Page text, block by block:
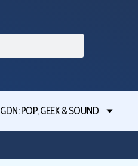
GDN: POP, GEEK & SOUND